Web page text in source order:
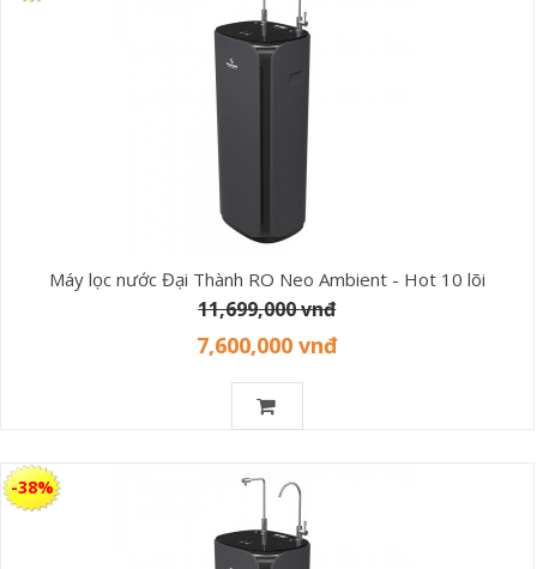
Máy lọc nước Đại Thành RO Neo Ambient - Hot 10 lõi
11,699,000 vnđ
7,600,000 vnđ
-38%